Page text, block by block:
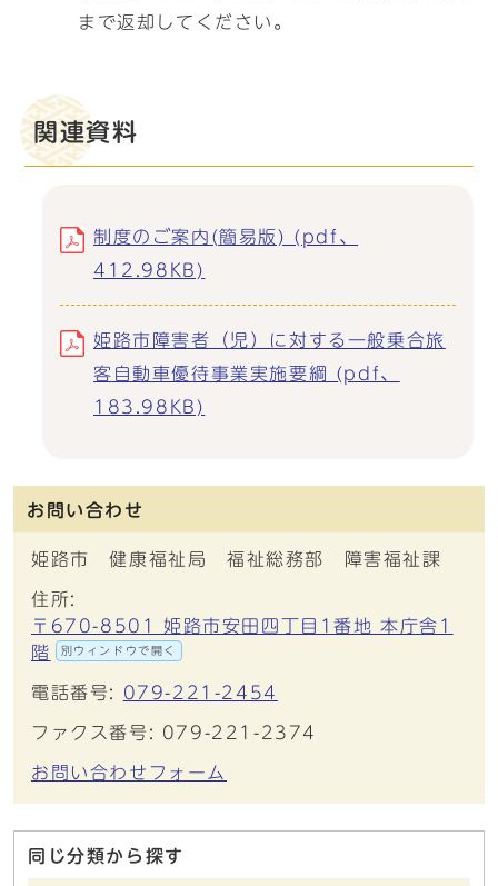
まで返却してください。
関連資料
制度のご案内(簡易版) (pdf、
412.98KB)
姫路市障害者（児）に対する一般乗合旅
客自動車優待事業実施要綱 (pdf、
183.98KB)
お問い合わせ
姫路市 健康福祉局 福祉総務部 障害福祉課
住所:
〒670-8501 姫路市安田四丁目1番地 本庁舎1
階
別ウィンドウで開く
電話番号: 079-221-2454
ファクス番号: 079-221-2374
お問い合わせフォーム
同じ分類から探す